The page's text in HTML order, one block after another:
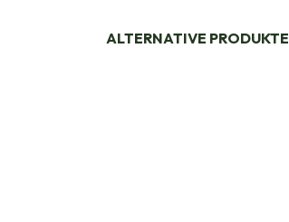
ALTERNATIVE PRODUKTE